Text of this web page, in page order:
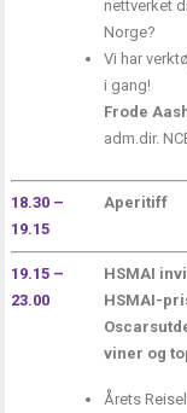
nettverket
Norge?
Vi har
i gang!
Frode
adm.dir.
18.30 –
19.15
Aperitiff
19.15 –
23.00
HSMAI
HSMAI-
viner og
Årets